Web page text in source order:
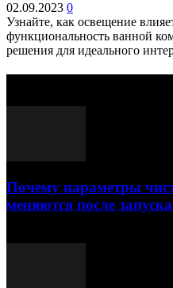
02.09.2023 0
Узнайте, как освещение
функциональность ванной
решения для идеального
Почему параметры
меняются после запуска